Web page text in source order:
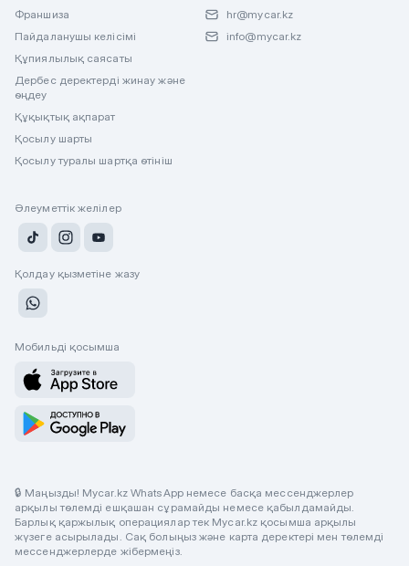
Франшиза
Пайдаланушы келісімі
Құпиялылық саясаты
Дербес деректерді жинау және
өңдеу
Құқықтық ақпарат
Қосылу шарты
Қосылу туралы шартқа өтініш
hr@mycar.kz
info@mycar.kz
Әлеуметтік желілер
Қолдау қызметіне жазу
Мобильді қосымша
🔒 Маңызды! Mycar.kz WhatsApp немесе басқа мессенджерлер
арқылы төлемді ешқашан сұрамайды немесе қабылдамайды.
Барлық қаржылық операциялар тек Mycar.kz қосымша арқылы
жүзеге асырылады. Сақ болыңыз және карта деректері мен төлемді
мессенджерлерде жібермеңіз.